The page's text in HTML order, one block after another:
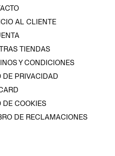
AL CLIENTE
TIENDAS
Y CONDICIONES
DE PRIVACIDAD
DE COOKIES
DE RECLAMACIONES